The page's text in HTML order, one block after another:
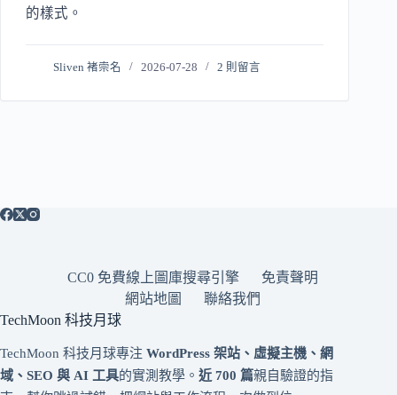
的樣式。
Sliven 褚崇名 2026-07-28 2 則留言
CC0 免費線上圖庫搜尋引擎
免責聲明
網站地圖
聯絡我們
TechMoon 科技月球
TechMoon 科技月球專注 WordPress 架站、虛擬主機、網
域、SEO 與 AI 工具的實測教學。 近 700 篇親自驗證的指